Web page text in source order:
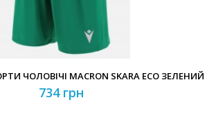
ЧОЛОВІЧІ MACRON SKARA ECO ЗЕЛЕНИЙ
734 грн